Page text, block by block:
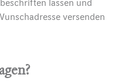
lassen und
versenden